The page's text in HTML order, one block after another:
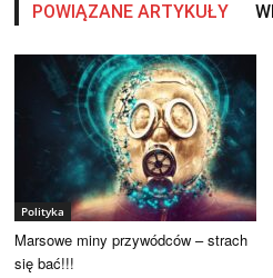
POWIĄZANE ARTYKUŁY
Polityka
Marsowe miny przywódców – strach
się bać!!!